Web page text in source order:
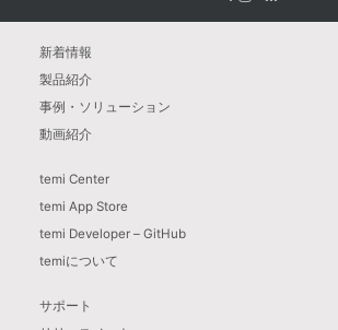
新着情報
製品紹介
事例・ソリューション
動画紹介
temi Center
temi App Store
temi Developer – GitHub
temiについて
サポート